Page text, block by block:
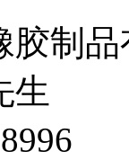
胶制
生